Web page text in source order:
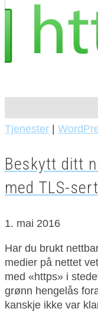
Tjenester
Beskytt ditt
med TLS-
1. mai 2016
Har du brukt
medier på nettet
med «https» i
grønn hengelås
kanskje ikke var